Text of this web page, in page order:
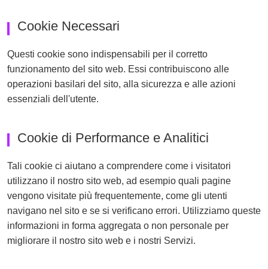
Cookie Necessari
Questi cookie sono indispensabili per il corretto
funzionamento del sito web. Essi contribuiscono alle
operazioni basilari del sito, alla sicurezza e alle azioni
essenziali dell'utente.
Cookie di Performance e Analitici
Tali cookie ci aiutano a comprendere come i visitatori
utilizzano il nostro sito web, ad esempio quali pagine
vengono visitate più frequentemente, come gli utenti
navigano nel sito e se si verificano errori. Utilizziamo queste
informazioni in forma aggregata o non personale per
migliorare il nostro sito web e i nostri Servizi.